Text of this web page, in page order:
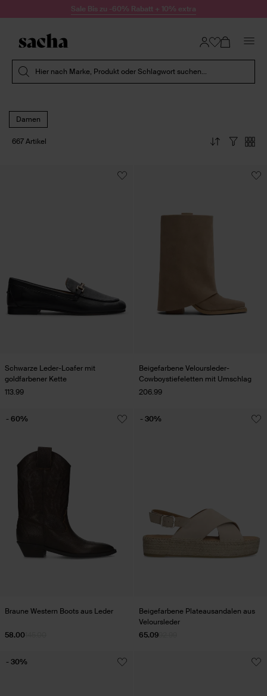
Zum Inhalt springenSale Bis zu -60% Rabatt + 10% extra
Hier nach Marke, Produkt oder Schlagwort suchen...
Damen
667 Artikel
Schwarze Leder-Loafer mit
goldfarbener Kette
113.99
Beigefarbene Veloursleder-
Cowboystiefeletten mit Umschlag
206.99
Braune Western Boots aus Leder
58.00
- 60%
Beigefarbene Plateausandalen aus
Veloursleder
65.09
- 30%
- 30%